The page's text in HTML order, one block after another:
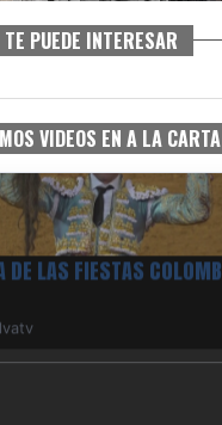
TE PUEDE INTERESAR
VIDEOS EN A LA CARTA